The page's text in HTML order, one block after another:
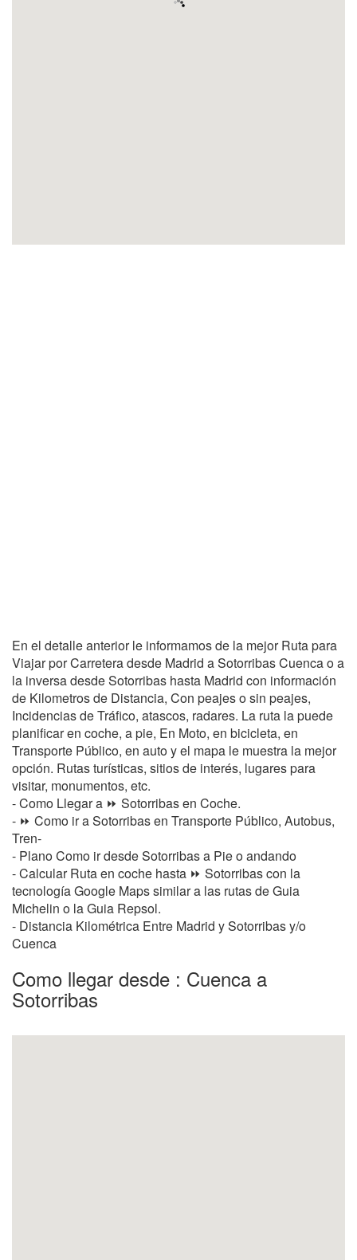
En el detalle anterior le informamos de la mejor Ruta para
Viajar por Carretera desde Madrid a Sotorribas Cuenca o a
la inversa desde Sotorribas hasta Madrid con información
de Kilometros de Distancia, Con peajes o sin peajes,
Incidencias de Tráfico, atascos, radares. La ruta la puede
planificar en coche, a pie, En Moto, en bicicleta, en
Transporte Público, en auto y el mapa le muestra la mejor
opción. Rutas turísticas, sitios de interés, lugares para
visitar, monumentos, etc.
- Como Llegar a ⏩ Sotorribas en Coche.
- ⏩ Como ir a Sotorribas en Transporte Público, Autobus,
Tren-
- Plano Como ir desde Sotorribas a Pie o andando
- Calcular Ruta en coche hasta ⏩ Sotorribas con la
tecnología Google Maps similar a las rutas de Guia
Michelin o la Guia Repsol.
- Distancia Kilométrica Entre Madrid y Sotorribas y/o
Cuenca
Como llegar desde : Cuenca a
Sotorribas